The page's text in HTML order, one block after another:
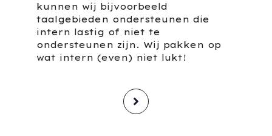
kunnen wij bijvoorbeeld
taalgebieden ondersteunen die
intern lastig of niet te
ondersteunen zijn. Wij pakken op
wat intern (even) niet lukt!